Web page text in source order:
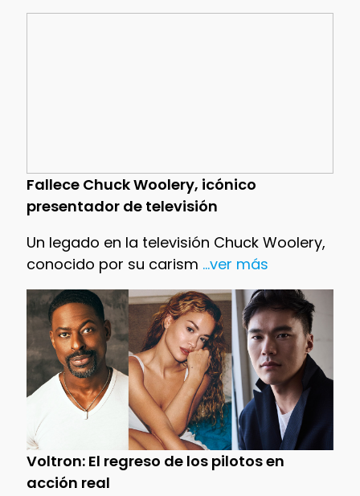
Fallece Chuck Woolery, icónico
presentador de televisión
Un legado en la televisión Chuck Woolery,
conocido por su carism ...ver más
Voltron: El regreso de los pilotos en
acción real